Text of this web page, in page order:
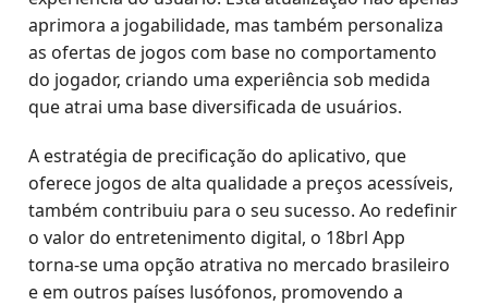
aprimora a jogabilidade, mas também personaliza
as ofertas de jogos com base no comportamento
do jogador, criando uma experiência sob medida
que atrai uma base diversificada de usuários.
A estratégia de precificação do aplicativo, que
oferece jogos de alta qualidade a preços acessíveis,
também contribuiu para o seu sucesso. Ao redefinir
o valor do entretenimento digital, o 18brl App
torna-se uma opção atrativa no mercado brasileiro
e em outros países lusófonos, promovendo a